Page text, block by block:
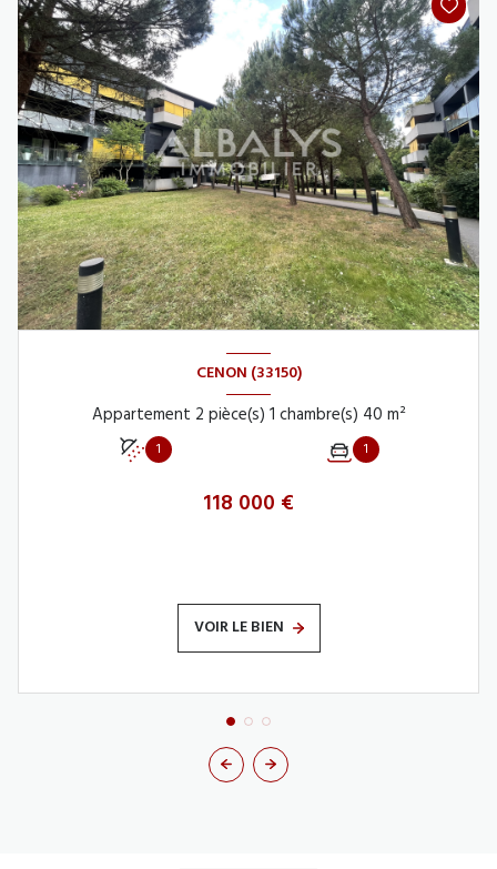
CENON (33150)
Appartement 2 pièce(s) 1 chambre(s) 40 m²
1 1
118 000 €
VOIR LE BIEN